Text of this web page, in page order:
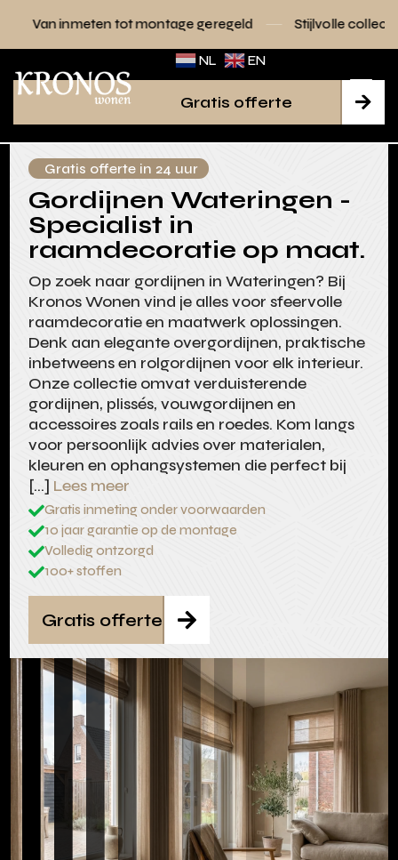
tot montage geregeld Stijlvolle collecties voor elk
NL EN

Gratis offerte
Gratis offerte in 24 uur
Gordijnen Wateringen -
Specialist in
raamdecoratie op maat.
Op zoek naar gordijnen in Wateringen? Bij
Kronos Wonen vind je alles voor sfeervolle
raamdecoratie en maatwerk oplossingen.
Denk aan elegante overgordijnen, praktische
inbetweens en rolgordijnen voor elk interieur.
Onze collectie omvat verduisterende
gordijnen, plissés, vouwgordijnen en
accessoires zoals rails en roedes. Kom langs
voor persoonlijk advies over materialen,
kleuren en ophangsystemen die perfect bij
[…] Lees meer
Gratis inmeting onder voorwaarden
10 jaar garantie op de montage
Volledig ontzorgd
100+ stoffen

Gratis offerte